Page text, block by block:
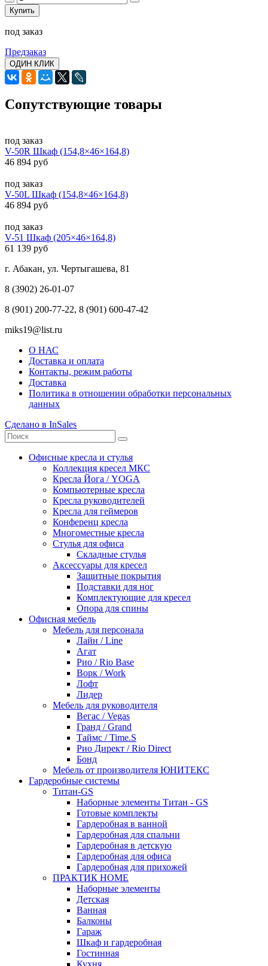
Купить
под заказ
Предзаказ
ОДИН КЛИК
Сопутствующие товары
под заказ
V-50R Шкаф (154,8×46×164,8)
46 894 руб
под заказ
V-50L Шкаф (154,8×46×164,8)
46 894 руб
под заказ
V-51 Шкаф (205×46×164,8)
61 139 руб
г. Абакан, ул. Чертыгашева, 81
8 (3902) 26-01-07
8 (901) 200-77-22, 8 (901) 600-47-42
miks19@list.ru
О НАС
Доставка и оплата
Контакты, режим работы
Доставка
Политика в отношении обработки персональных
данных
Сделано в InSales
Офисные кресла и стулья
Коллекция кресел МКС
Кресла Йога / YOGA
Компьютерные кресла
Кресла руководителей
Кресла для геймеров
Конференц кресла
Многоместные кресла
Стулья для офиса
Складные стулья
Аксессуары для кресел
Защитные покрытия
Подставки для ног
Комплектующие для кресел
Опора для спины
Офисная мебель
Мебель для персонала
Лайн / Line
Агат
Рио / Rio Base
Ворк / Work
Лофт
Лидер
Мебель для руководителя
Вегас / Vegas
Гранд / Grand
Таймс / Time.S
Рио Директ / Rio Direct
Бонд
Мебель от производителя ЮНИТЕКС
Гардеробные системы
Титан-GS
Наборные элементы Титан - GS
Готовые комплекты
Гардеробная в ванной
Гардеробная для спальни
Гардеробная в детскую
Гардеробная для офиса
Гардеробная для прихожей
ПРАКТИК HOME
Наборные элементы
Детская
Ванная
Балконы
Гараж
Шкаф и гардеробная
Гостинная
Кухня